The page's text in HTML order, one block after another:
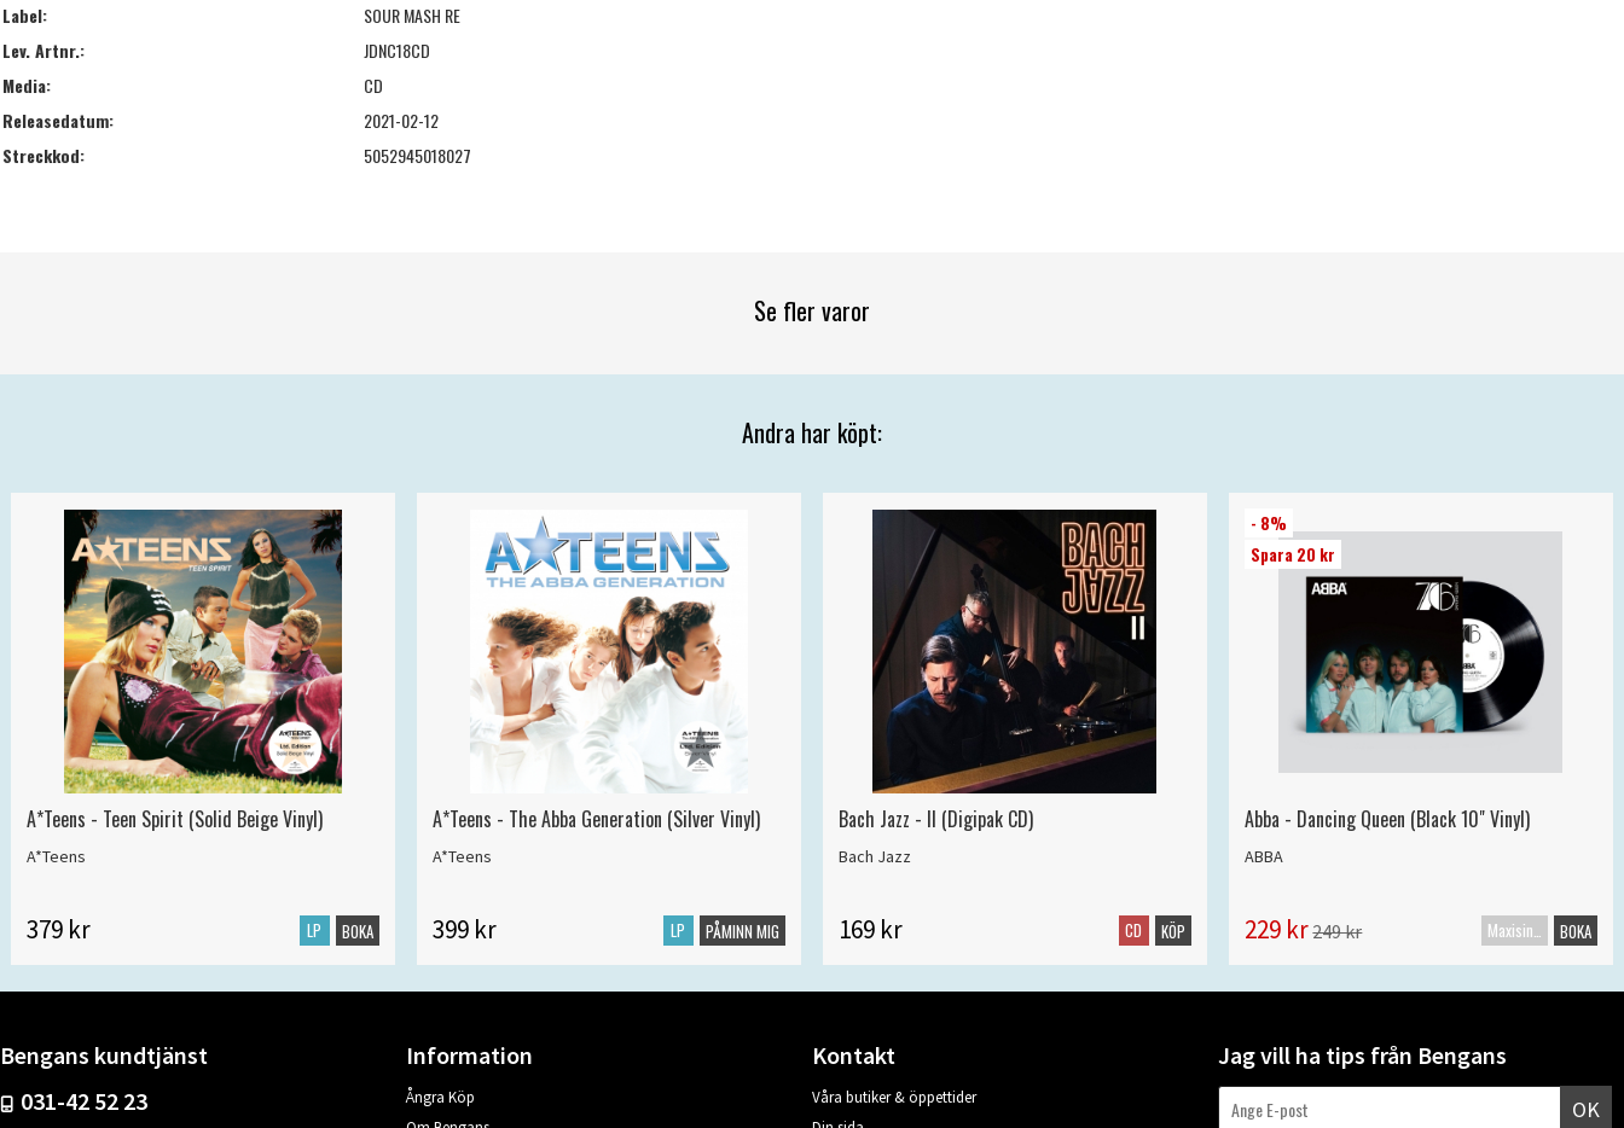
Label:
SOUR MASH RE
Lev. Artnr.:
JDNC18CD
Media:
CD
Releasedatum:
2021-02-12
Streckkod:
5052945018027
Se fler varor
Andra har köpt:
A*Teens - Teen Spirit (Solid Beige Vinyl)
A*Teens
379 kr LP BOKA
A*Teens - The Abba Generation (Silver Vinyl)
A*Teens
399 kr LP PÅMINN MIG
Bach Jazz - II (Digipak CD)
Bach Jazz
169 kr CD KÖP
- 8%
Spara 20 kr
Abba - Dancing Queen (Black 10" Vinyl)
ABBA
229 kr249 kr Maxisingel BOKA
Bengans kundtjänst
031-42 52 23
Information
Ångra Köp
Kontakt
Våra butiker & öppettider
Jag vill ha tips från Bengans
OK